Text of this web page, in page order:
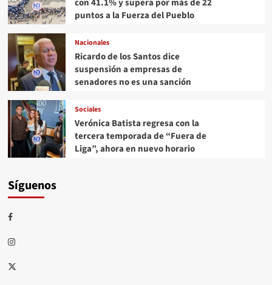
con 41.1% y supera por más de 22
puntos a la Fuerza del Pueblo
Nacionales
Ricardo de los Santos dice
suspensión a empresas de
senadores no es una sanción
Sociales
Verónica Batista regresa con la
tercera temporada de “Fuera de
Liga”, ahora en nuevo horario
Síguenos